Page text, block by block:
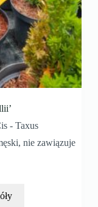
- Taxus
nie zawiązuje